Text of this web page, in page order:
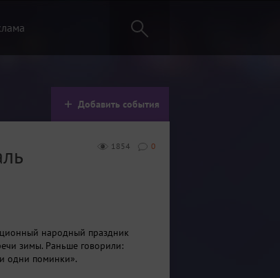
Добавить события
0
1854
народный праздник
зимы. Раньше говорили:
одни поминки».